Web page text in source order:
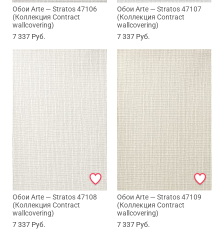
Обои Arte — Stratos 47106
(Коллекция Contract
wallcovering)
7 337 Руб.
Обои Arte — Stratos 47107
(Коллекция Contract
wallcovering)
7 337 Руб.
Обои Arte — Stratos 47108
(Коллекция Contract
wallcovering)
7 337 Руб.
Обои Arte — Stratos 47109
(Коллекция Contract
wallcovering)
7 337 Руб.